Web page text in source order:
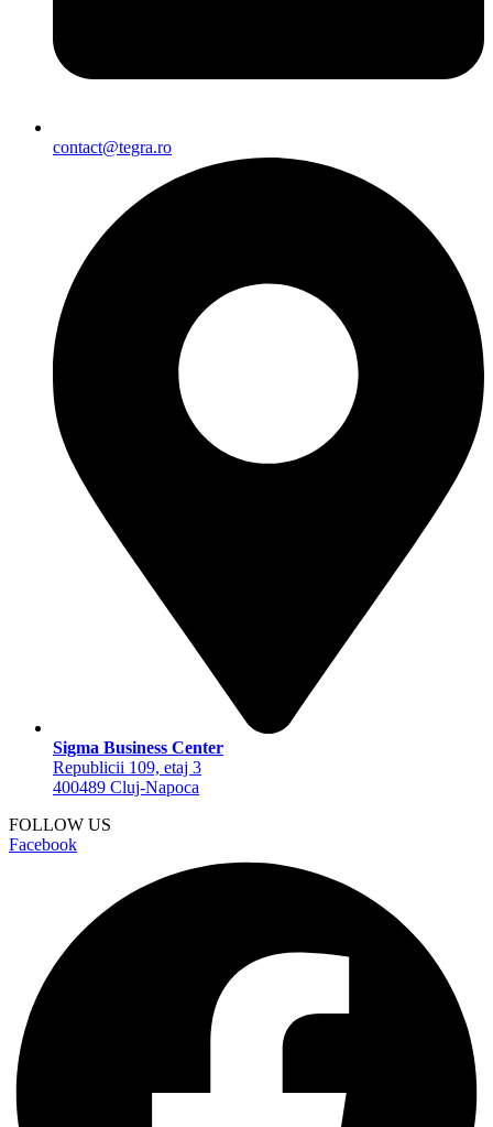
contact@tegra.ro
Sigma Business Center
Republicii 109, etaj 3
400489 Cluj-Napoca
FOLLOW US
Facebook